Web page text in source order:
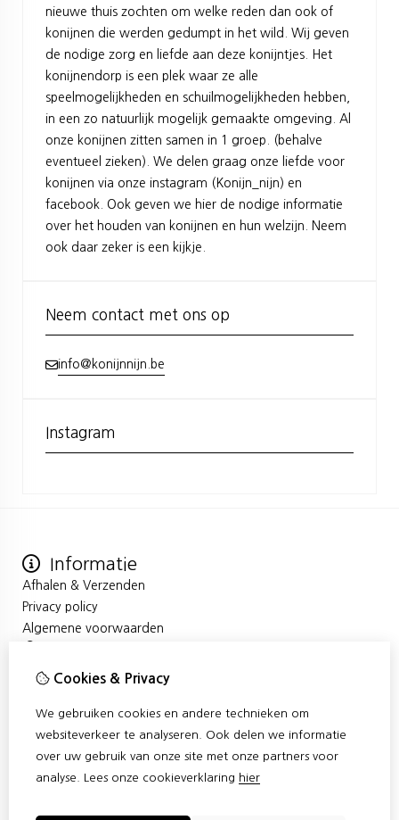
nieuwe thuis zochten om welke reden dan ook of
konijnen die werden gedumpt in het wild. Wij geven
de nodige zorg en liefde aan deze konijntjes. Het
konijnendorp is een plek waar ze alle
speelmogelijkheden en schuilmogelijkheden hebben,
in een zo natuurlijk mogelijk gemaakte omgeving. Al
onze konijnen zitten samen in 1 groep. (behalve
eventueel zieken). We delen graag onze liefde voor
konijnen via onze instagram (Konijn_nijn) en
facebook. Ook geven we hier de nodige informatie
over het houden van konijnen en hun welzijn. Neem
ook daar zeker is een kijkje.
Neem contact met ons op
info@konijnnijn.be
Instagram
Informatie
Afhalen & Verzenden
Privacy policy
Algemene voorwaarden
Inloggen
Verlanglijst
Klantenservice
Contact
Sitemap
Cookies & Privacy
We gebruiken cookies en andere technieken om
websiteverkeer te analyseren. Ook delen we informatie
over uw gebruik van onze site met onze partners voor
analyse.
Lees onze cookieverklaring hier